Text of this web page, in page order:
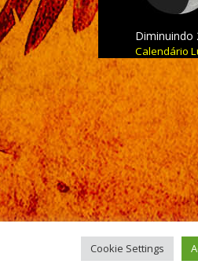
Diminuindo
Calendário
Cookie Settings